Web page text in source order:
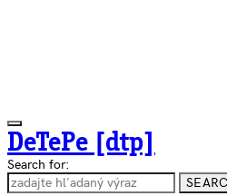
DeTePe [dtp]
ČLÁNKY
Search for: